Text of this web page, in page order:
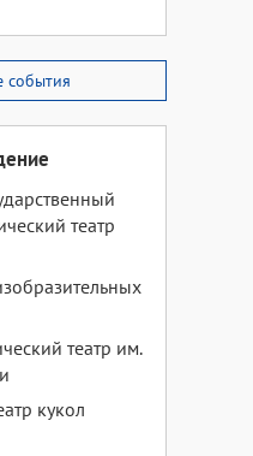
театр
театр им.
кукол